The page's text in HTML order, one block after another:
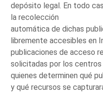
depósito legal. En todo
la recolección
automática de dichas
libremente accesibles en
publicaciones de acceso
solicitadas por los centros
quienes determinen qué
y qué recursos se